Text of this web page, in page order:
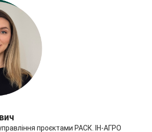
проєктами РАСК. ІН-АГРО